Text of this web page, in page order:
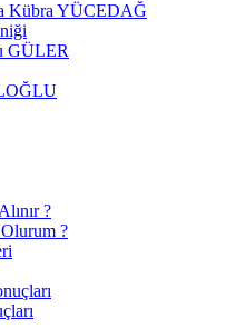
Kübra YÜCEDAĞ
GÜLER
?
?